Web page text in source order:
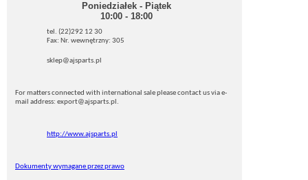
Poniedziałek - Piątek
10:00 - 18:00
tel. (22)292 12 30
Fax: Nr. wewnętrzny: 305
sklep@ajsparts.pl
For matters connected with international sale please contact us via e-
mail address: export@ajsparts.pl.
http://www.ajsparts.pl
Dokumenty wymagane przez prawo